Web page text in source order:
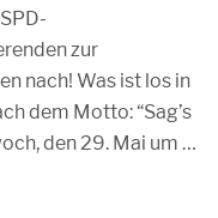
zur
nach! Was ist los in
dem Motto: “Sag’s
den 29. Mai um …